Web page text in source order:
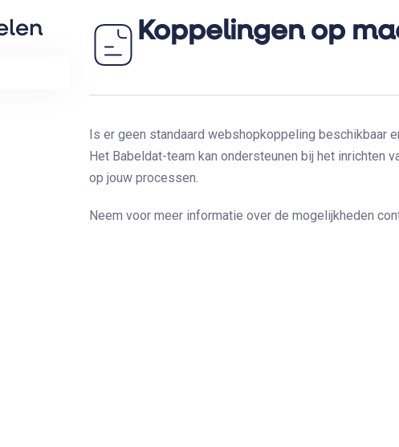
Koppelingen op
Is er geen standaard webshopkoppeling beschikbaar
Het Babeldat-team kan ondersteunen bij het inrichten
op jouw processen.
Neem voor meer informatie over de mogelijkheden